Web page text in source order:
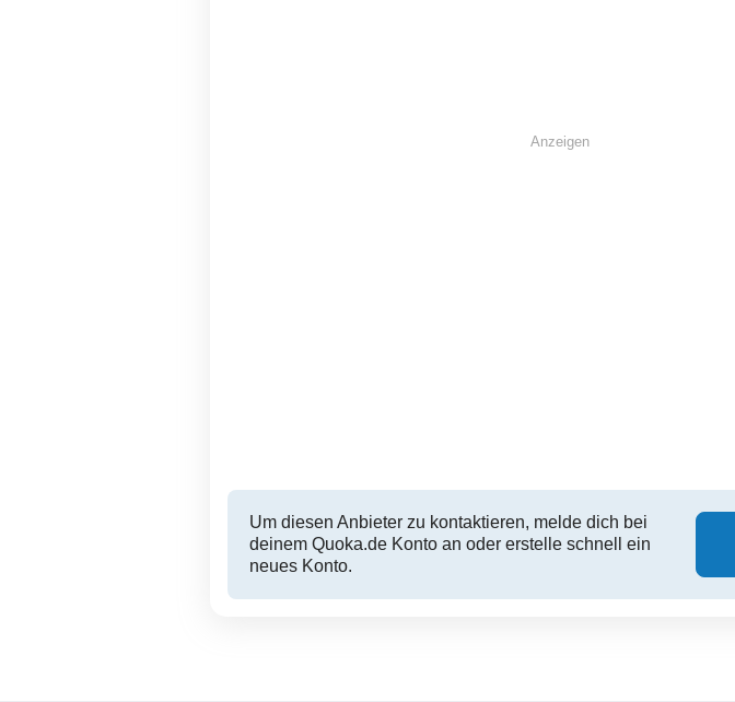
Anzeigen
Um diesen Anbieter zu kontaktieren, melde dich bei
deinem Quoka.de Konto an oder erstelle schnell ein
neues Konto.